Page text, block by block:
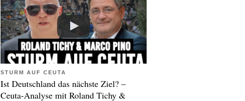
STURM AUF CEUTA
Ist Deutschland das nächste Ziel? –
Ceuta-Analyse mit Roland Tichy &